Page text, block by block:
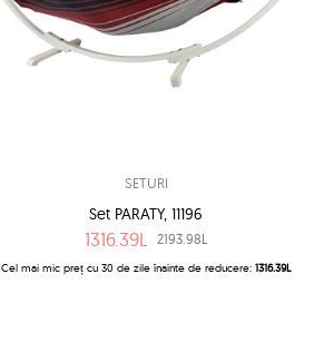
SETURI
Set PARATY, 11196
1316.39L 2193.98L
Cel mai mic preț cu 30 de zile înainte de reducere:1316.39L